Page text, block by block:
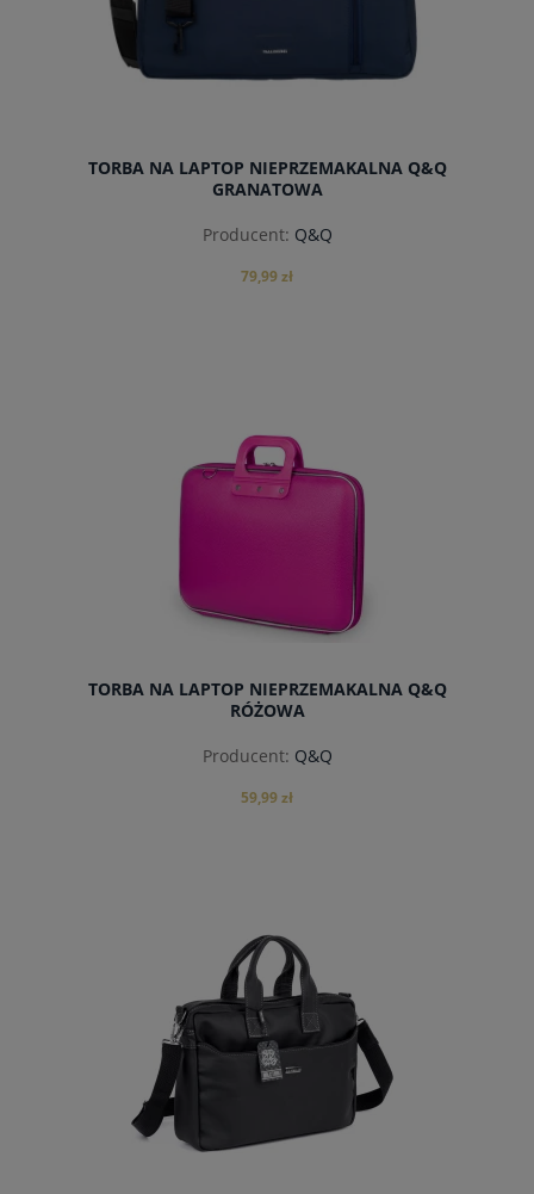
TORBA NA LAPTOP NIEPRZEMAKALNA Q&Q
GRANATOWA
Producent: Q&Q
79,99 zł
TORBA NA LAPTOP NIEPRZEMAKALNA Q&Q
RÓŻOWA
Producent: Q&Q
59,99 zł
do koszyka